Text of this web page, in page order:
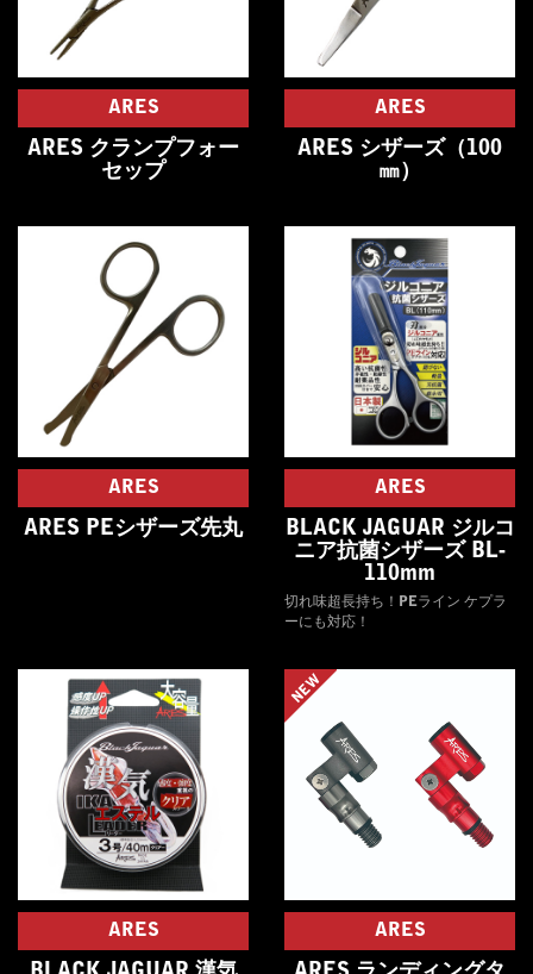
ARES
ARES クランプフォー
セップ
ARES
ARES シザーズ（100
㎜）
ARES
ARES PEシザーズ先丸
ARES
BLACK JAGUAR ジルコ
ニア抗菌シザーズ BL-
110mm
切れ味超長持ち！PEライン ケプラ
ーにも対応！
ARES
NEW
ARES